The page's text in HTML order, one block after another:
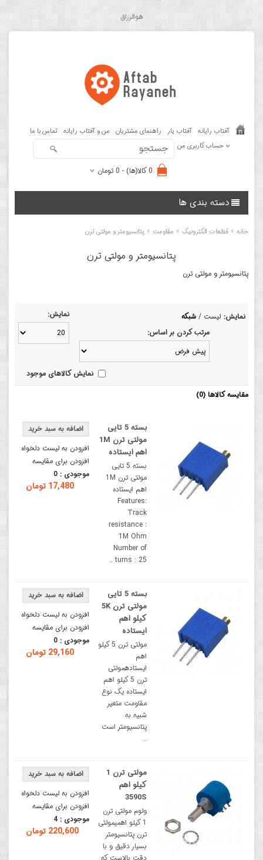
هوالرزاق
آفتاب رایانه آفتاب یار راهنمای مشتریان من و آفتاب رایانه تماس با ما
حساب کاربری من
0 کالا(ها) - 0 تومان
دسته بندی ها
خانه » قطعات الکترونیک » مقاومت » پتانسیومتر و مولتی ترن
پتانسیومتر و مولتی ترن
پتانسیومتر و مولتی ترن
نمایش: لیست / شبکه
نمایش:
مرتب کردن بر اساس:
نمایش کالاهای موجود
مقایسه کالاها (0)
افزودن به لیست دلخواه
افزودن برای مقایسه
موجودی : 0
17,480 تومان
بسته 5 تایی
مولتی ترن 1M
اهم ایستاده
بسته 5 تایی
مولتی ترن 1M
اهم ایستاده
Features:
Track
resistance :
1M Ohm
Number of
turns : 25 ..
افزودن به لیست دلخواه
افزودن برای مقایسه
موجودی : 0
29,160 تومان
بسته 5 تایی
مولتی ترن 5K
کیلو اهم
ایستاده
مولتی ترن 5 کیلو
اهم
ایستادهمولتی
ترن 5 کیلو اهم
ایستاده یک نوع
مقاومت متغیر
شبیه به
پتانسیومتر است
..
افزودن به لیست دلخواه
افزودن برای مقایسه
موجودی : 4
220,600 تومان
مولتی ترن 1
کیلو اهم
3590S
ولوم مولتی ترن
1 کیلو اهمیمولتی
ترن پتانسیومتر
بسیار دقیق و با